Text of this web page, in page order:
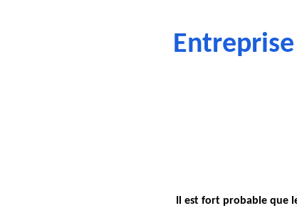
Il est fort probable que